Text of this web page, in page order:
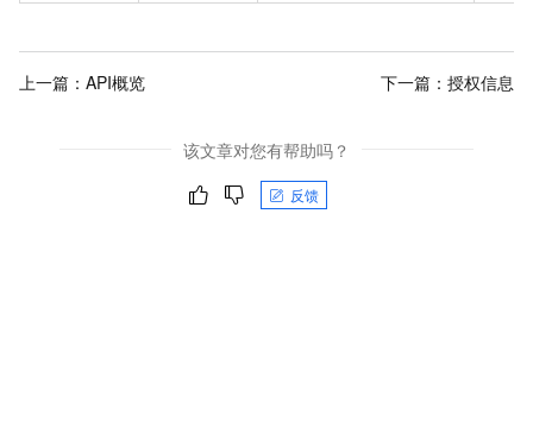
上一篇： API概览 下一篇： 授权信息
该文章对您有帮助吗？
反馈